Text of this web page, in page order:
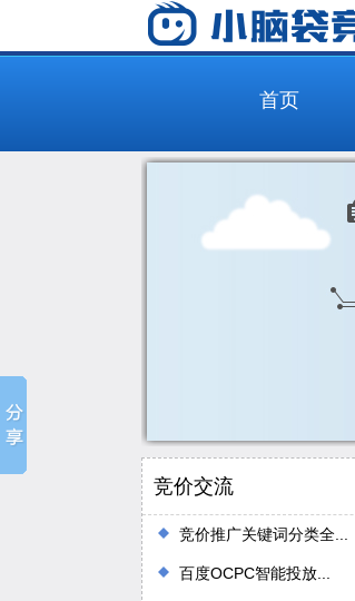
首页
竞价交流
竞价推广关键词分类全...
百度OCPC智能投放...